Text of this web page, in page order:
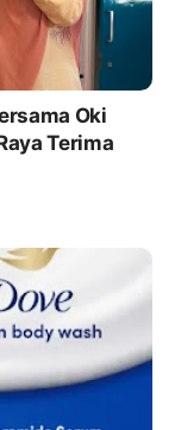
Oki
Terima